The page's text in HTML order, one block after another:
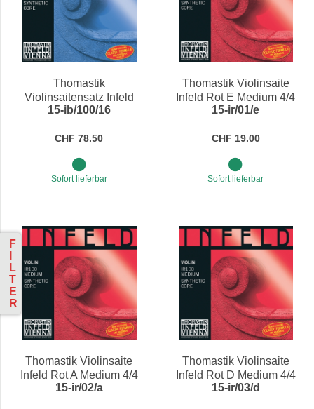
F
L
T
E
R
Thomastik
Violinsaitensatz Infeld
Blau Medium 4/4
15-ib/100/16
CHF 78.50
Sofort lieferbar
Thomastik Violinsaite
Infeld Rot E Medium 4/4
15-ir/01/e
CHF 19.00
Sofort lieferbar
Thomastik Violinsaite
Infeld Rot A Medium 4/4
15-ir/02/a
Thomastik Violinsaite
Infeld Rot D Medium 4/4
15-ir/03/d